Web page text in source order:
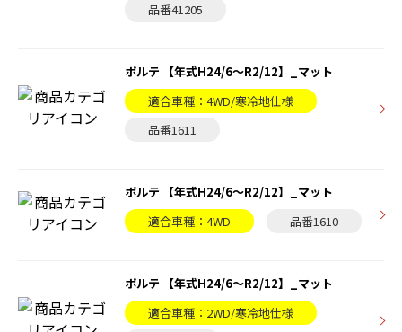
品番41205
ポルテ 【年式H24/6〜R2/12】_マット
適合車種：4WD/寒冷地仕様
品番1611
ポルテ 【年式H24/6〜R2/12】_マット
適合車種：4WD
品番1610
ポルテ 【年式H24/6〜R2/12】_マット
適合車種：2WD/寒冷地仕様